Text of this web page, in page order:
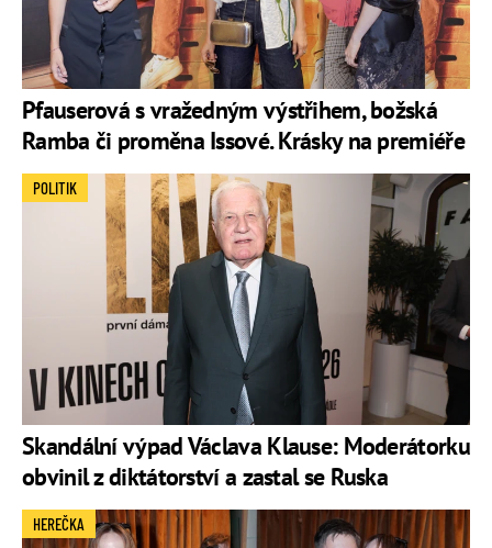
Pfauserová s vražedným výstřihem, božská
Ramba či proměna Issové. Krásky na premiéře
Skandální výpad Václava Klause: Moderátorku
obvinil z diktátorství a zastal se Ruska
POLITIK
HEREČKA